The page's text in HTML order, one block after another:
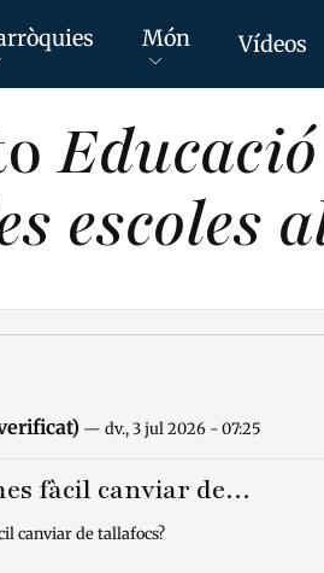
Món Vídeos
escoles
— dv., 3 jul 2026 - 07:25
fàcil canviar de…
canviar de tallafocs?